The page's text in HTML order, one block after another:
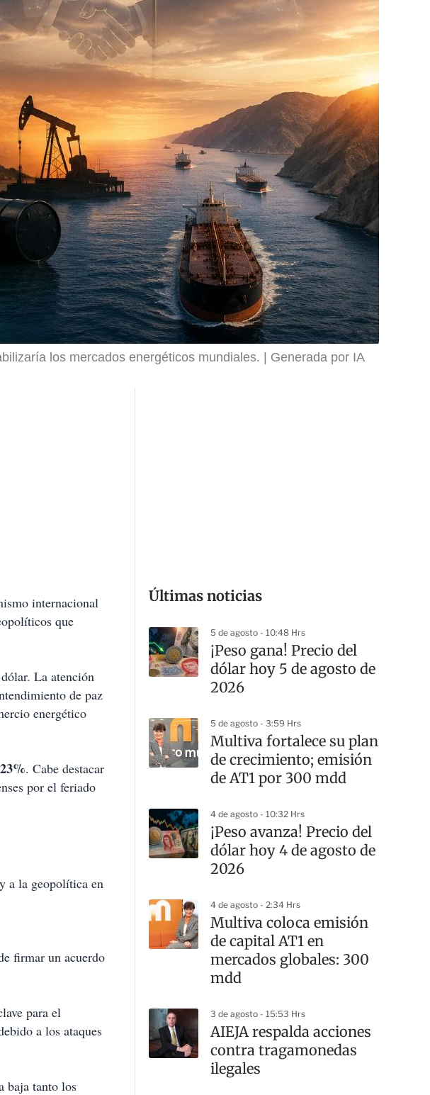
los mercados energéticos mundiales. Generada por IA
internacional
que
La atención
de paz
energético
. Cabe destacar
por el feriado
a la geopolítica en
firmar un acuerdo
para el
a los ataques
baja tanto los
Últimas noticias
5 de agosto - 10:48 Hrs
¡Peso gana! Precio del
dólar hoy 5 de agosto de
2026
5 de agosto - 3:59 Hrs
Multiva fortalece su plan
de crecimiento; emisión
de AT1 por 300 mdd
4 de agosto - 10:32 Hrs
¡Peso avanza! Precio del
dólar hoy 4 de agosto de
2026
4 de agosto - 2:34 Hrs
Multiva coloca emisión
de capital AT1 en
mercados globales: 300
mdd
3 de agosto - 15:53 Hrs
AIEJA respalda acciones
contra tragamonedas
ilegales